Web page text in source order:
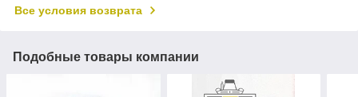
Все условия возврата
Подобные товары компании